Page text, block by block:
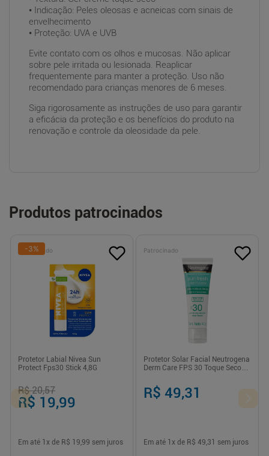
• Indicação: Peles oleosas e acneicas com sinais de
envelhecimento
• Proteção: UVA e UVB
Evite contato com os olhos e mucosas. Não aplicar
sobre pele irritada ou lesionada. Reaplicar
frequentemente para manter a proteção. Uso não
recomendado para crianças menores de 6 meses.
Siga rigorosamente as instruções de uso para garantir
a eficácia da proteção e os benefícios do produto na
renovação e controle da oleosidade da pele.
Produtos patrocinados
Patrocinado
-3%
Protetor Labial Nivea Sun
Protect Fps30 Stick 4,8G
R$ 20,57
R$ 19,99
Em até 1 x de R$ 19,99 sem juros
Patrocinado
Protetor Solar Facial Neutrogena
Derm Care FPS 30 Toque Seco
R$ 49,31
Em até 1 x de R$ 49,31 sem juros